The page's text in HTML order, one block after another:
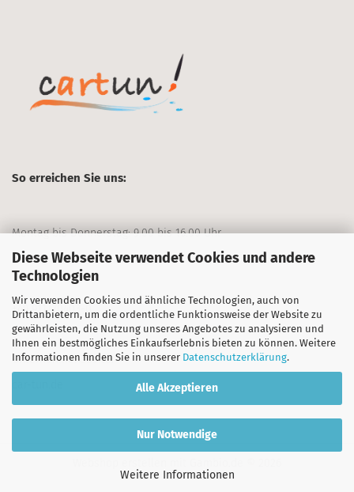
Diese Webseite verwendet Cookies und andere
Technologien
Wir verwenden Cookies und ähnliche Technologien, auch von
Drittanbietern, um die ordentliche Funktionsweise der Website zu
gewährleisten, die Nutzung unseres Angebotes zu analysieren und
Ihnen ein bestmögliches Einkaufserlebnis bieten zu können. Weitere
Informationen finden Sie in unserer Datenschutzerklärung.
Alle Akzeptieren
Nur Notwendige
Weitere Informationen
So erreichen Sie uns:
Montag bis Donnerstag: 9.00 bis 16.00 Uhr
Freitag: 9.00 bis 13.00 Uhr
+49 911/70403-0
Unternehmensseite: